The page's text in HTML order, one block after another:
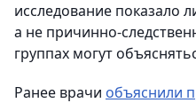
исследование показало
а не причинно-
группах могут
Ранее врачи объяснили